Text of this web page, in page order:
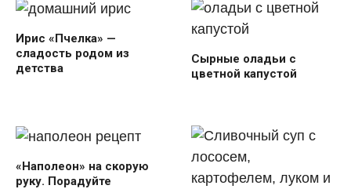
Ирис «Пчелка» —
сладость родом из
детства
Сырные оладьи с
цветной капустой
«Наполеон» на скорую
руку. Порадуйте